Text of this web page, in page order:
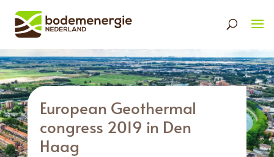
European Geothermal
congress 2019 in Den
Haag